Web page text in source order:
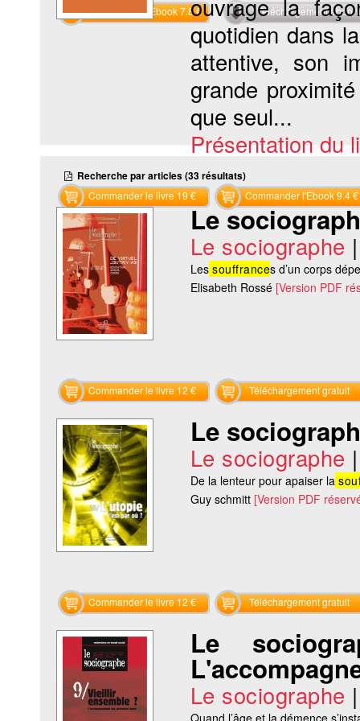
Commander l'Ebook 7.8 € Téléchargement
ouvrage la
quotidien dans
attentive, son
grande
que seul...
Présentation du
Commander le livre 19 € Commander l'Ebook 9.4 €
Recherche par articles (33 résultats)
Le
Le sociographe
Lessouffrances d’un corps
Elisabeth Rossé [Version PDF
Commander le livre 12 € Téléchargement gratuit
Le
Le sociographe
De la lenteur pour apaiser la
Guy schmitt [Version PDF
Commander le livre 12 € Téléchargement gratuit
Le
Le sociographe
Quand l’âge et la démence